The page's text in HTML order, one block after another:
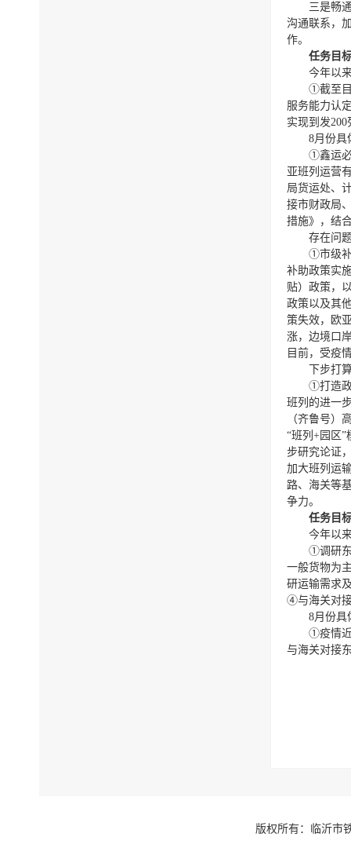
三是畅
沟通联系，
作。
任务目
今年以
①截至目
服务能力认
实现到发
8月份具
①鑫运必
亚班列运营
局货运处、
接市财政局
措施》，结
存在问
①市级补
补助政策实
贴）政策，
政策以及其
策失效，欧
涨，边境口
目前，受疫
下步打
①打造政
班列的进一
（齐鲁号）
“班列+园区
步研究论证
加大班列运
路、海关等
争力。
任务目
今年以
①调研东
一般货物为
研运输需求
④与海关对
8月份具
①疫情
与海关对接
版权所有：临沂市